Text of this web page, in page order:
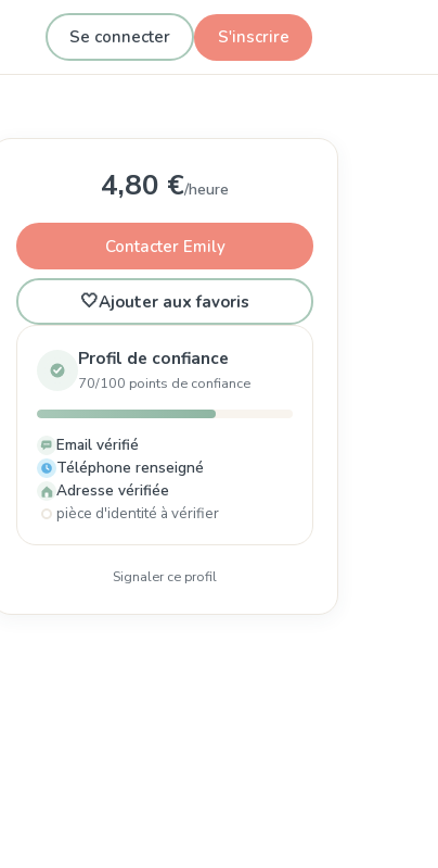
Se connecter S'inscrire
4,80 €/heure
Contacter Emily
🤍Ajouter aux favoris
Profil de confiance
70/100 points de confiance
Email vérifié
Téléphone renseigné
Adresse vérifiée
pièce d'identité à vérifier
Signaler ce profil